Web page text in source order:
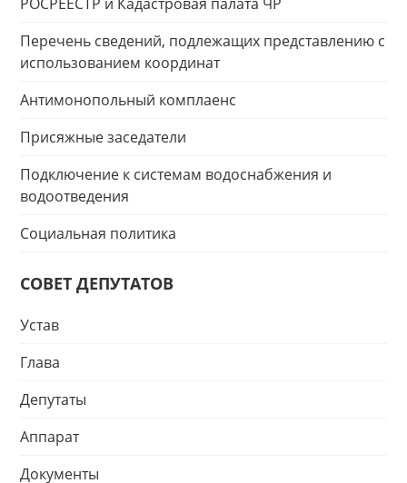
Перечень сведений, подлежащих представлению с
использованием координат
Антимонопольный комплаенс
Присяжные заседатели
Подключение к системам водоснабжения и
водоотведения
Социальная политика
СОВЕТ ДЕПУТАТОВ
Устав
Глава
Депутаты
Аппарат
Документы